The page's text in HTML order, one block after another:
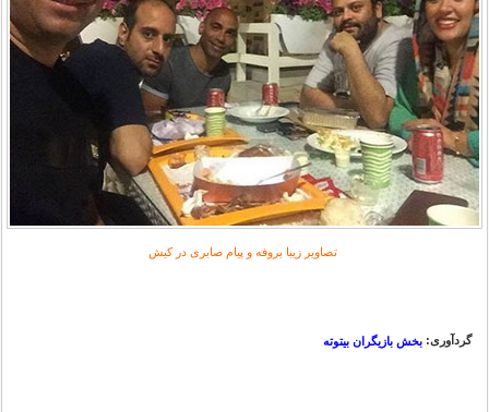
تصاویر زیبا بروفه و پیام صابری در کیش
گردآوری: بخش بازیگران بیتوته